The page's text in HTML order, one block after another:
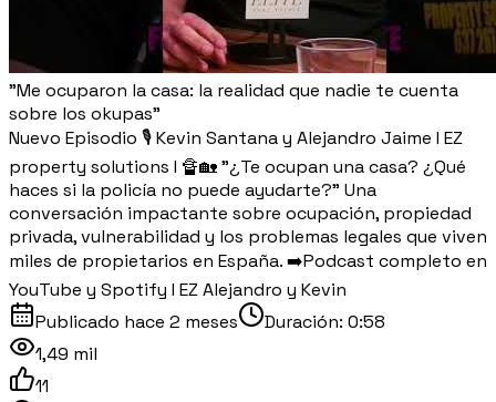
"Me ocuparon la casa: la realidad que nadie te cuenta
sobre los okupas"
Nuevo Episodio 🎙️ Kevin Santana y Alejandro Jaime I EZ
property solutions I 🔏🏡 "¿Te ocupan una casa? ¿Qué
haces si la policía no puede ayudarte?" Una
conversación impactante sobre ocupación, propiedad
privada, vulnerabilidad y los problemas legales que viven
miles de propietarios en España. ➡️Podcast completo en
YouTube y Spotify I EZ Alejandro y Kevin
Publicado hace 2 meses Duración: 0:58
1,49 mil
11